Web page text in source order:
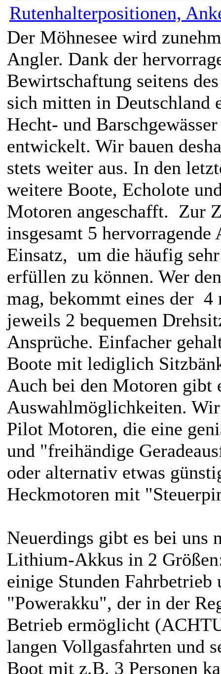
Der Möhnesee wird
Angler. Dank der
Bewirtschaftung seitens
sich mitten in Deutschland
Hecht- und
entwickelt. Wir bauen
stets weiter aus. In den
weitere Boote, Echolote
Motoren angeschafft. Zur
insgesamt 5
Einsatz, um die häufig
erfüllen zu können. Wer
mag, bekommt eines der 4
jeweils 2 bequemen
Ansprüche. Einfacher
Boote mit lediglich
Auch bei den Motoren gibt
Auswahlmöglichkeiten.
Pilot Motoren, die eine
und "freihändige
oder alternativ etwas
Heckmotoren mit
Neuerdings gibt es bei uns
Lithium-Akkus in 2
einige Stunden Fahrbetrieb
"Powerakku", der in der
Betrieb ermöglicht
langen Vollgasfahrten und
Boot mit z.B. 3 Personen